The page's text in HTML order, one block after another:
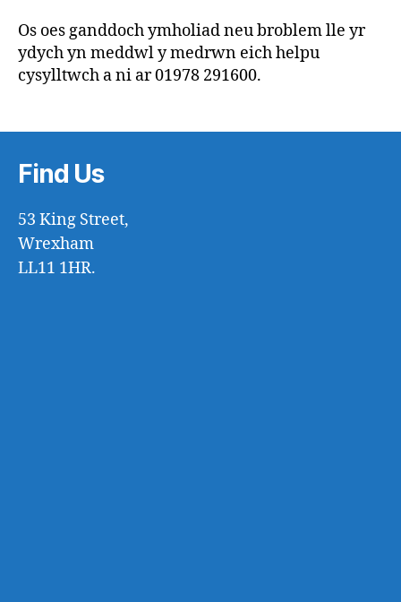
Os oes ganddoch ymholiad neu broblem lle yr
ydych yn meddwl y medrwn eich helpu
cysylltwch a ni ar 01978 291600.
Find Us
53 King Street,
Wrexham
LL11 1HR.